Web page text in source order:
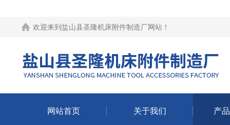
欢迎来到 盐山县圣隆机床附件制造厂网站 ！
网站首页 关于我们 产